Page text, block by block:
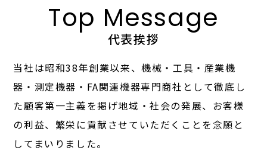
Top Message
代表挨拶
当社は昭和38年創業以来、機械・工具・産業機
器・測定機器・FA関連機器専門商社として徹底し
た顧客第一主義を掲げ地域・社会の発展、お客様
の利益、繁栄に貢献させていただくことを念願と
してまいりました。